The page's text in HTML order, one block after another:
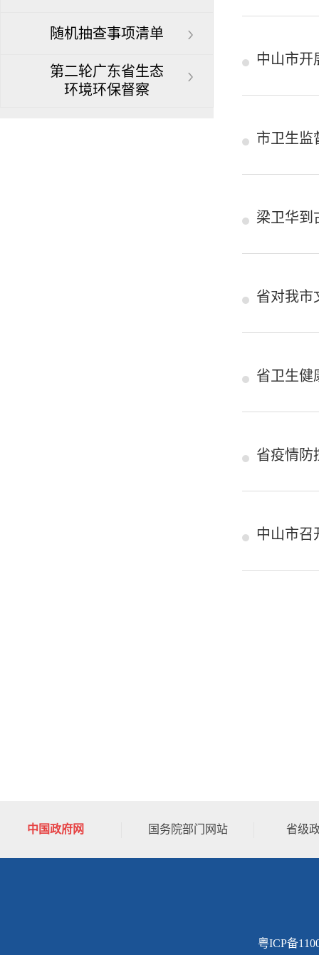
随机抽查事项清单
第二轮广东省生态
环境环保督察
中山市开
市卫生监
梁卫华到
省对我市
省卫生健
省疫情防
中山市召
中国政府网 国务院部门网站 省级
粤ICP备